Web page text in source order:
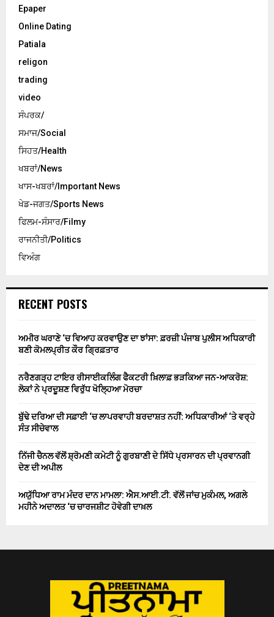
Epaper
Online Dating
Patiala
religon
trading
video
ਸੰਪਰਕ/
ਸਮਾਜ/Social
ਸਿਹਤ/Health
ਖਬਰਾਂ/News
ਖਾਸ-ਖਬਰਾਂ/Important News
ਖੇਡ-ਜਗਤ/Sports News
ਫਿਲਮ-ਸੰਸਾਰ/Filmy
ਰਾਜਨੀਤੀ/Politics
ਵਿਅੰਗ
RECENT POSTS
ਅਮੀਰ ਘਰਾਣੇ ‘ਚ ਵਿਆਹ ਕਰਵਾਉਣ ਦਾ ਝਾਂਸਾ: ਫ਼ਰਜ਼ੀ ਪੰਜਾਬ ਪੁਲੀਸ ਅਧਿਕਾਰੀ
ਬਣੀ ਕੋਮਲਪ੍ਰੀਤ ਕੌਰ ਗ੍ਰਿਫ਼ਤਾਰ
ਨਰੈਣਗੜ੍ਹ ਟਾਇਰ ਰੀਸਾਈਕਲਿੰਗ ਫੈਕਟਰੀ ਖ਼ਿਲਾਫ਼ ਭੜਕਿਆ ਜਨ-ਆਕਰੋਸ਼:
ਲੋਕਾਂ ਨੇ ਪ੍ਰਦੂਸ਼ਣ ਵਿਰੁੱਧ ਖੋਲ੍ਹਿਆ ਮੋਰਚਾ
ਬੁੱਢੇ ਦਰਿਆ ਦੀ ਸਫ਼ਾਈ ‘ਚ ਲਾਪਰਵਾਹੀ ਬਰਦਾਸ਼ਤ ਨਹੀਂ: ਅਧਿਕਾਰੀਆਂ ‘ਤੇ ਵਰ੍ਹੇ
ਸੰਤ ਸੀਚੇਵਾਲ
ਨਿੱਜੀ ਚੈਨਲ ਵੱਲੋਂ ਸ਼੍ਰੋਮਣੀ ਕਮੇਟੀ ਨੂੰ ਗੁਰਬਾਣੀ ਦੇ ਸਿੱਧੇ ਪ੍ਰਸਾਰਨ ਦੀ ਪ੍ਰਵਾਨਗੀ
ਦੇਣ ਦੀ ਅਪੀਲ
ਅਯੁੱਧਿਆ ਰਾਮ ਮੰਦਰ ਦਾਨ ਮਾਮਲਾ: ਐਸ.ਆਈ.ਟੀ. ਵੱਲੋਂ ਜਾਂਚ ਮੁਕੰਮਲ, ਅਗਲੇ
ਮਹੀਨੇ ਅਦਾਲਤ ‘ਚ ਚਾਰਜਸ਼ੀਟ ਹੋਵੇਗੀ ਦਾਖ਼ਲ